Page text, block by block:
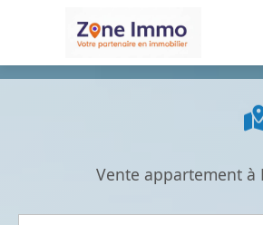
Vente appartement à